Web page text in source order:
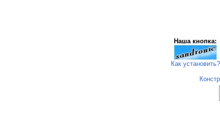
Наша кнопка:
Как установить?